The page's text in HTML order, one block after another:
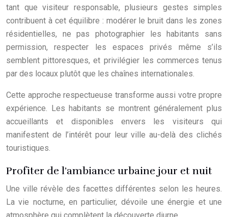
tant que visiteur responsable, plusieurs gestes simples
contribuent à cet équilibre : modérer le bruit dans les zones
résidentielles, ne pas photographier les habitants sans
permission, respecter les espaces privés même s’ils
semblent pittoresques, et privilégier les commerces tenus
par des locaux plutôt que les chaînes internationales.
Cette approche respectueuse transforme aussi votre propre
expérience. Les habitants se montrent généralement plus
accueillants et disponibles envers les visiteurs qui
manifestent de l’intérêt pour leur ville au-delà des clichés
touristiques.
Profiter de l’ambiance urbaine jour et nuit
Une ville révèle des facettes différentes selon les heures.
La vie nocturne, en particulier, dévoile une énergie et une